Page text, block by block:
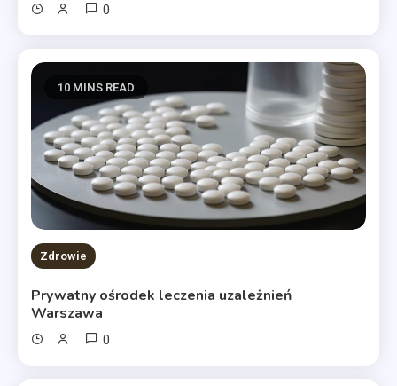
0
10 MINS READ
Zdrowie
Prywatny ośrodek leczenia uzależnień
Warszawa
0